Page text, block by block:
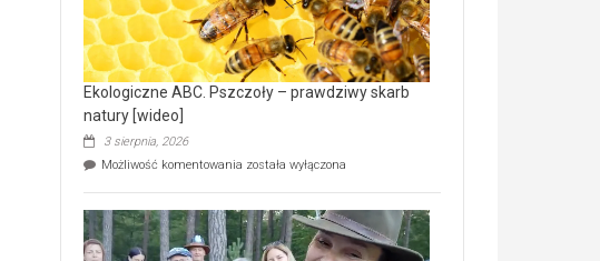
mln
na
modernizację
oczyszczalni
ścieków
[wideo]
Ekologiczne ABC. Pszczoły – prawdziwy skarb
natury [wideo]
3 sierpnia, 2026
Możliwość komentowania Ekologiczne
–
prawdziwy
skarb
została wyłączona